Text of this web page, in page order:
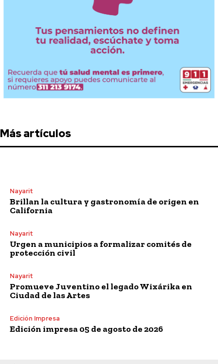
Más artículos
Nayarit
Brillan la cultura y gastronomía de origen en
California
Nayarit
Urgen a municipios a formalizar comités de
protección civil
Nayarit
Promueve Juventino el legado Wixárika en
Ciudad de las Artes
Edición Impresa
Edición impresa 05 de agosto de 2026